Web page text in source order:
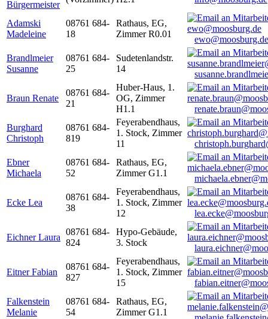
Bürgermeister
Adamski
Madeleine
08761 684-
18
Rathaus, EG,
Zimmer R0.01
ewo@moosburg.de
Brandlmeier
Susanne
08761 684-
25
Sudetenlandstr.
14
Braun Renate
08761 684-
21
Huber-Haus, 1.
OG, Zimmer
H1.1
Burghard
Christoph
08761 684-
819
Feyerabendhaus,
1. Stock, Zimmer
11
Ebner
Michaela
08761 684-
52
Rathaus, EG,
Zimmer G1.1
Ecke Lea
08761 684-
38
Feyerabendhaus,
1. Stock, Zimmer
12
Eichner Laura
08761 684-
824
Hypo-Gebäude,
3. Stock
Eitner Fabian
08761 684-
827
Feyerabendhaus,
1. Stock, Zimmer
15
Falkenstein
Melanie
08761 684-
54
Rathaus, EG,
Zimmer G1.1